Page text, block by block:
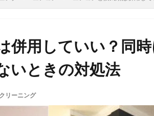
併用していい？同
いときの対処法
リーニング